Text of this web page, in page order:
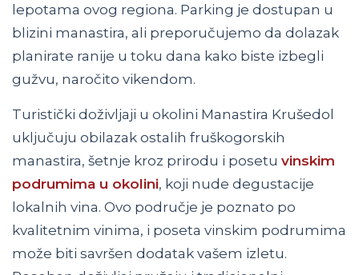
lepotama ovog regiona. Parking je dostupan u
blizini manastira, ali preporučujemo da dolazak
planirate ranije u toku dana kako biste izbegli
gužvu, naročito vikendom.
Turistički doživljaji u okolini Manastira Krušedol
uključuju obilazak ostalih fruškogorskih
manastira, šetnje kroz prirodu i posetu vinskim
podrumima u okolini, koji nude degustacije
lokalnih vina. Ovo područje je poznato po
kvalitetnim vinima, i poseta vinskim podrumima
može biti savršen dodatak vašem izletu.